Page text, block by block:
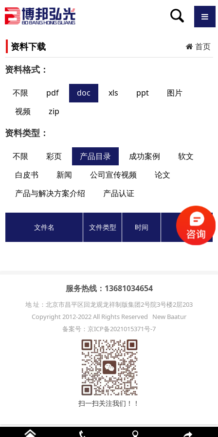
资料下载 首页
资料格式：
不限 pdf doc xls ppt
图片
视频
zip
资料类型：
不限 彩页 产品目录 成功案例
软文
白皮书
新闻 公司宣传视频
论文
产品与解决方案介绍
产品认证
文件名 文件类型 时间 下载
服务热线：13681034654
地 址：北京市昌平区回龙观龙祥制版集团2号院3号楼2层203
Copyright 2012-2022 All Rights Reserved New Baatur
备案号：京ICP备2021015371号-7
扫一扫关注我们！！